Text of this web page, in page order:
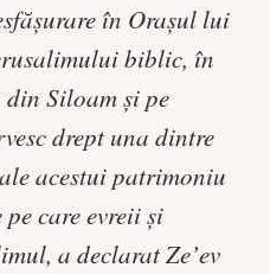
în Orașul lui
biblic, în
Siloam și pe
drept una dintre
acestui patrimoniu
care evreii și
a declarat Ze’ev